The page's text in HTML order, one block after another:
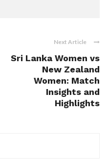
Next Article
Sri Lanka Women vs
New Zealand
Women: Match
Insights and
Highlights